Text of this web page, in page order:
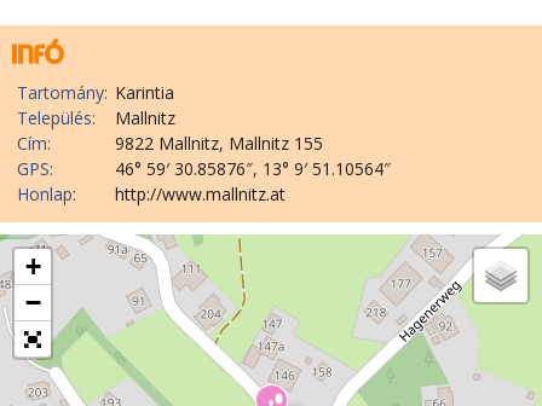
Tartomány: Karintia
Település:
Mallnitz
Cím:
9822 Mallnitz, Mallnitz 155
GPS:
46° 59′ 30.85876″, 13° 9′ 51.10564″
Honlap:
http://www.mallnitz.at
+
−